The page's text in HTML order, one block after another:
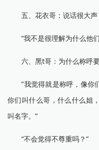
五、花衣哥：说话很大声
“我不是很理解为什么他们
六、黑t哥：为什么称呼要
”我觉得就是称呼，像你
你们叫什么哥，什么什么姐
叫名字。”
“不会觉得不尊重吗？”